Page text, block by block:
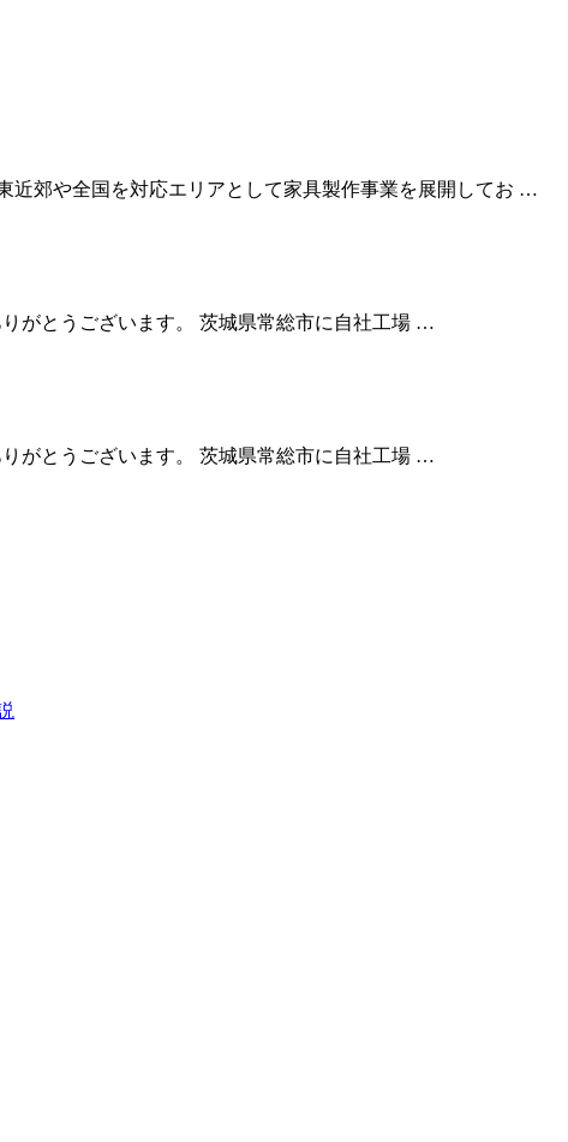
近郊や全国を対応エリアとして家具製作事業を展開してお …
がとうございます。 茨城県常総市に自社工場 …
がとうございます。 茨城県常総市に自社工場 …